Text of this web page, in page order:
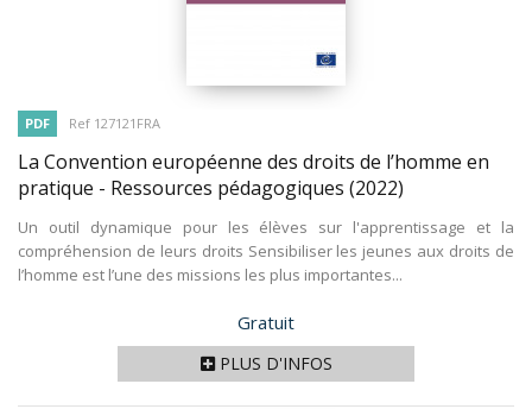
PDF Ref 127121FRA
La Convention européenne des droits de l’homme en
pratique - Ressources pédagogiques (2022)
Un outil dynamique pour les élèves sur l'apprentissage et la
compréhension de leurs droits Sensibiliser les jeunes aux droits de
l’homme est l’une des missions les plus importantes...
Prix
Gratuit
PLUS D'INFOS